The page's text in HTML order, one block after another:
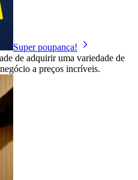
Super poupança!
de adquirir uma variedade de
a preços incríveis.